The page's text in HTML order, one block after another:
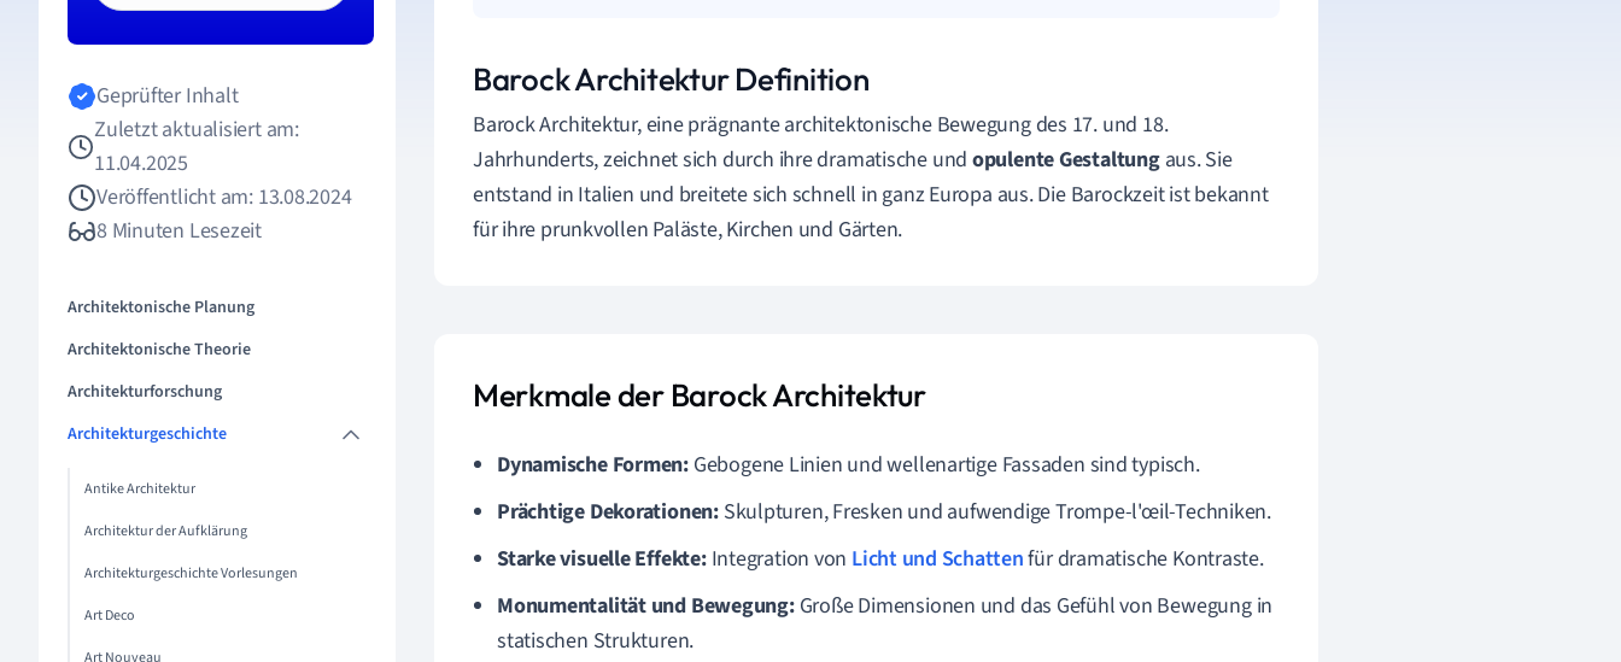
Geprüfter Inhalt
Zuletzt aktualisiert am:
11.04.2025
Veröffentlicht am: 13.08.2024
8 Minuten Lesezeit
Architektonische Planung
Architektonische Theorie
Architekturforschung
Architekturgeschichte
Antike Architektur
Architektur der Aufklärung
Architekturgeschichte Vorlesungen
Art Deco
Art Nouveau
Barock Architektur Definition
Barock Architektur, eine prägnante architektonische Bewegung des 17. und 18.
Jahrhunderts, zeichnet sich durch ihre dramatische und opulente Gestaltungaus. Sie
entstand in Italien und breitete sich schnell in ganz Europa aus. Die Barockzeit ist bekannt
für ihre prunkvollen Paläste, Kirchen und Gärten.
Merkmale der Barock Architektur
Dynamische Formen: Gebogene Linien und wellenartige Fassaden sind typisch.
Prächtige Dekorationen:Skulpturen, Fresken und aufwendige Trompe-l'œil-Techniken.
Starke visuelle Effekte:Integration von Licht und Schattenfür dramatische Kontraste.
Monumentalität und Bewegung:Große Dimensionen und das Gefühl von Bewegung in
statischen Strukturen.